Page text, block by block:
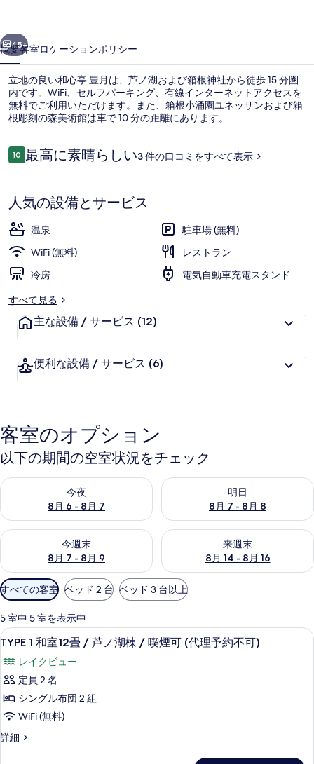
真
ギ
ャ
ラ
ー
次へ
45+
概要客室ロケーションポリシー
立地の良い和心亭 豊月は、芦ノ湖および箱根神社から徒歩 15 分圏
内です。WiFi、セルフパーキング、有線インターネットアクセスを
無料でご利用いただけます。また、箱根小涌園ユネッサンおよび箱
根彫刻の森美術館は車で 10 分の距離にあります。
口
コ
1010段階中10
最高に素晴らしい3 件の口コミをすべて表示
人気の設備とサービス
温泉
駐車場 (無料)
WiFi (無料)
レストラン
冷房
電気自動車充電スタンド
すべて見る
主な設備 / サービス (12)
便利な設備 / サービス (6)
客室のオプション
以下の期間の空室状況をチェック
今夜
8月 6 - 8月 7
今夜 8月 6 - 8月 7 の空室状況をチェック
明日
8月 7 - 8月 8
明日 8月 7 - 8月 8 の空室状況
今週末
8月 7 - 8月 9
今週末 8月 7 - 8月 9 の空室状況をチェック
来週末
8月 14 - 8月 16
来週末 8月 14 - 8月 16 の空室
利
用
可
能
な
客
室
の
り
込
すべての客室 ベッド 2 台 ベッド 3 台以上
5 室中 5 室を表示中
TYPE
1
和
室
12
畳
/
TYPE 1 和室12畳 / 芦ノ湖棟 / 喫煙可
4
TYPE 1 和室12畳 / 芦ノ湖棟 / 喫煙可 (代理予約不可)
レイクビュー
定員 2 名
シングル布団 2 組
WiFi (無料)
詳細
TYPE